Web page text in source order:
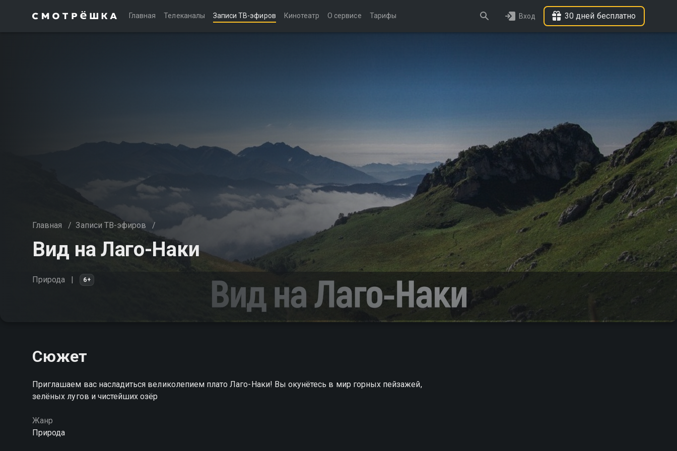
Главная Телеканалы Записи ТВ-эфиров Кинотеатр О сервисе Тарифы Вход 30 дней бесплатно
Главная / Записи ТВ-эфиров /
Вид на Лаго-Наки
Природа 6+
Сюжет
Приглашаем вас насладиться великолепием плато Лаго-Наки! Вы окунётесь в мир горных пейзажей,
зелёных лугов и чистейших озёр
Жанр
Природа